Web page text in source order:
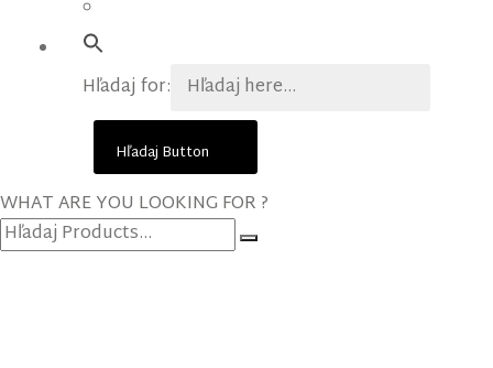
Hľadaj for:
Hľadaj Button
WHAT ARE YOU LOOKING FOR ?